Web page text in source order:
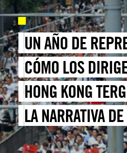
UN AÑO DE
CÓMO LOS
HONG KONG
LA NARRATIVA
PROTESTAS PARA